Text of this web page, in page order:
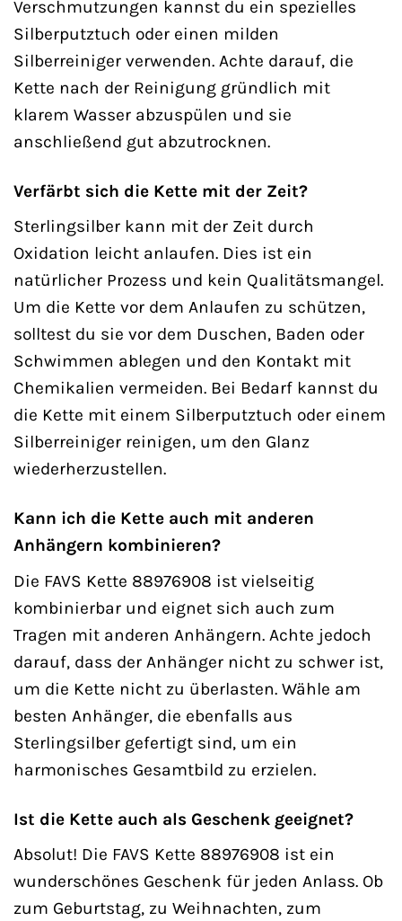
Verschmutzungen kannst du ein spezielles
Silberputztuch oder einen milden
Silberreiniger verwenden. Achte darauf, die
Kette nach der Reinigung gründlich mit
klarem Wasser abzuspülen und sie
anschließend gut abzutrocknen.
Verfärbt sich die Kette mit der Zeit?
Sterlingsilber kann mit der Zeit durch
Oxidation leicht anlaufen. Dies ist ein
natürlicher Prozess und kein Qualitätsmangel.
Um die Kette vor dem Anlaufen zu schützen,
solltest du sie vor dem Duschen, Baden oder
Schwimmen ablegen und den Kontakt mit
Chemikalien vermeiden. Bei Bedarf kannst du
die Kette mit einem Silberputztuch oder einem
Silberreiniger reinigen, um den Glanz
wiederherzustellen.
Kann ich die Kette auch mit anderen
Anhängern kombinieren?
Die FAVS Kette 88976908 ist vielseitig
kombinierbar und eignet sich auch zum
Tragen mit anderen Anhängern. Achte jedoch
darauf, dass der Anhänger nicht zu schwer ist,
um die Kette nicht zu überlasten. Wähle am
besten Anhänger, die ebenfalls aus
Sterlingsilber gefertigt sind, um ein
harmonisches Gesamtbild zu erzielen.
Ist die Kette auch als Geschenk geeignet?
Absolut! Die FAVS Kette 88976908 ist ein
wunderschönes Geschenk für jeden Anlass. Ob
zum Geburtstag, zu Weihnachten, zum